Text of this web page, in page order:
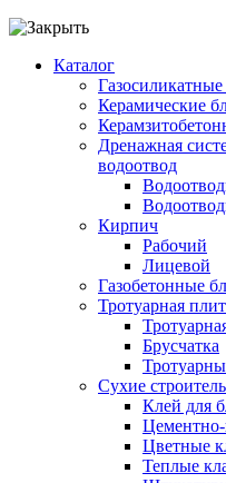
Каталог
Керамические
Дренажная
водоотвод
Кирпич
Рабочий
Лицевой
Газобетонные
Тротуарная
Брусчатка
Сухие
Клей для
Цементно-
Цветные
Теплые